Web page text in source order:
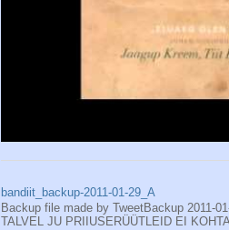
bandiit_backup-2011-01-29_A
Backup file made by TweetBackup 2011-
TALVEL JU PRIIUSERÜÜTLEID EI